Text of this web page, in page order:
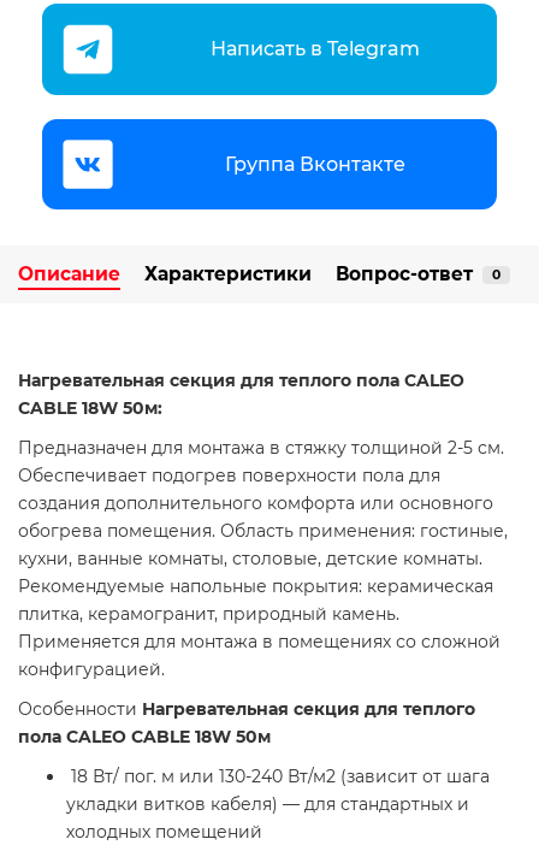
Написать в Telegram
Группа Вконтакте
Описание Характеристики Вопрос-ответ 0
Нагревательная секция для теплого пола CALEO
CABLE 18W 50м:
Предназначен для монтажа в стяжку толщиной 2-5 см.
Обеспечивает подогрев поверхности пола для
создания дополнительного комфорта или основного
обогрева помещения. Область применения: гостиные,
кухни, ванные комнаты, столовые, детские комнаты.
Рекомендуемые напольные покрытия: керамическая
плитка, керамогранит, природный камень.
Применяется для монтажа в помещениях со сложной
конфигурацией.
Особенности Нагревательная секция для теплого
пола CALEO CABLE 18W 50м
18 Вт/ пог. м или 130-240 Вт/м2 (зависит от шага
укладки витков кабеля) — для стандартных и
холодных помещений